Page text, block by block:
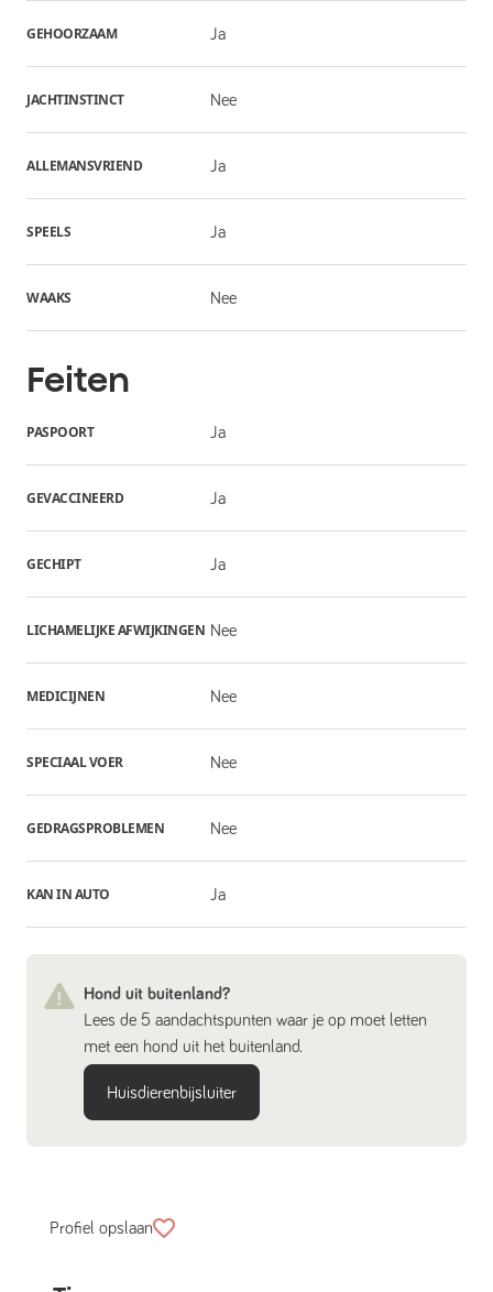
GEHOORZAAM Ja
JACHTINSTINCT Nee
ALLEMANSVRIEND Ja
SPEELS Ja
WAAKS Nee
Feiten
PASPOORT Ja
GEVACCINEERD Ja
GECHIPT Ja
LICHAMELIJKE AFWIJKINGEN Nee
MEDICIJNEN Nee
SPECIAAL VOER Nee
GEDRAGSPROBLEMEN Nee
KAN IN AUTO Ja
Hond uit buitenland?
Lees de 5 aandachtspunten waar je op moet letten
met een hond uit het buitenland.
Huisdierenbijsluiter
Profiel opslaan